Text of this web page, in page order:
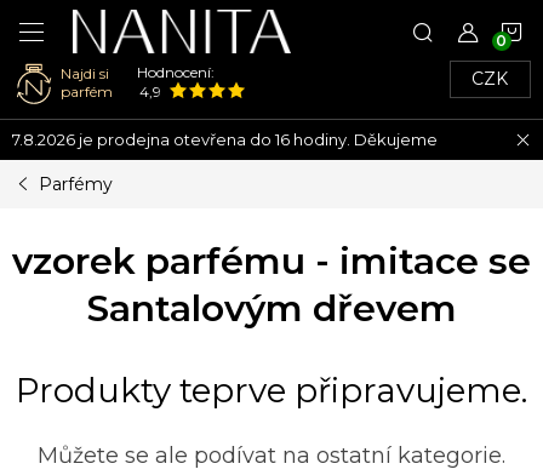
Přejít
na
obsah
Najdi si
parfém
Hodnocení:
4,9
CZK
7.8.2026 je prodejna otevřena do 16 hodiny. Děkujeme
Parfémy
vzorek parfému - imitace se
Santalovým dřevem
Produkty teprve připravujeme.
Můžete se ale podívat na ostatní kategorie.